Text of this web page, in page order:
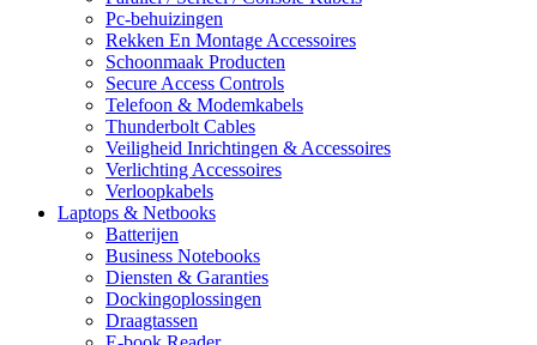
Pc-behuizingen
Rekken En Montage Accessoires
Schoonmaak Producten
Secure Access Controls
Telefoon & Modemkabels
Thunderbolt Cables
Veiligheid Inrichtingen & Accessoires
Verlichting Accessoires
Verloopkabels
Laptops & Netbooks
Batterijen
Business Notebooks
Diensten & Garanties
Dockingoplossingen
Draagtassen